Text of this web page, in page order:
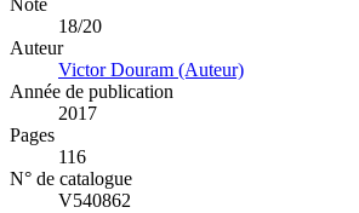
Note
18/20
Auteur
Victor Douram (Auteur)
Année de publication
2017
Pages
116
N° de catalogue
V540862